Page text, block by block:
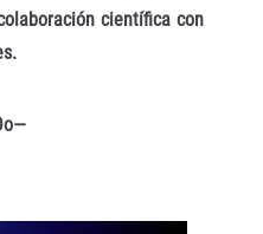
científica con